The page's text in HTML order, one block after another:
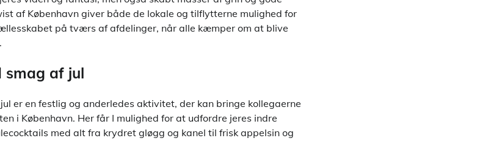
af København giver både de lokale og tilflytterne mulighed for
på tværs af afdelinger, når alle kæmper om at blive
smag af jul
er en festlig og anderledes aktivitet, der kan bringe kollegaerne
i København. Her får I mulighed for at udfordre jeres indre
med alt fra krydret gløgg og kanel til frisk appelsin og